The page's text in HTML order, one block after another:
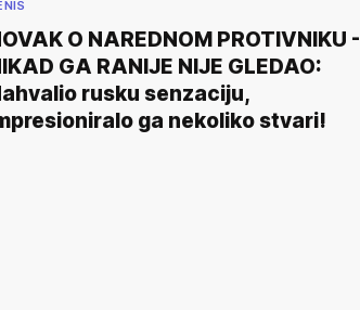
O NAREDNOM PROTIVNIKU -
GA RANIJE NIJE GLEDAO:
rusku senzaciju,
ga nekoliko stvari!